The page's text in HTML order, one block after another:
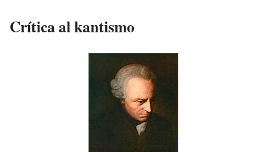
Crítica al kantismo